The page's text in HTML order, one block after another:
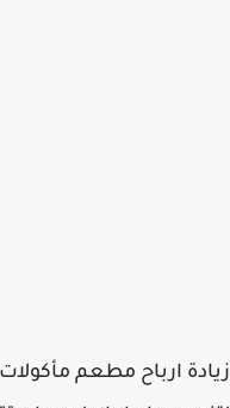
زيادة ارباح مطعم